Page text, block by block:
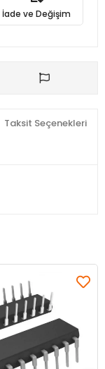
İade ve Değişim
Taksit Seçenekleri